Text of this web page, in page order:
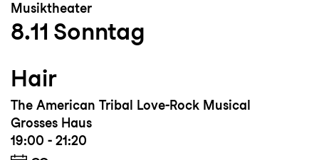
Musiktheater
8.11 Sonntag
Hair
The American Tribal Love-Rock Musical
Grosses Haus
19:00 - 21:20